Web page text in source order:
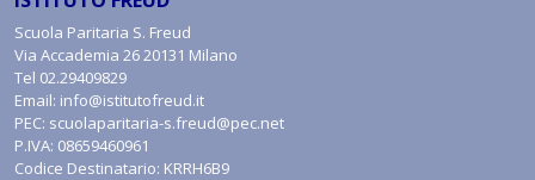
Scuola Paritaria S. Freud
Via Accademia 26 20131 Milano
Tel 02.29409829
Email: info@istitutofreud.it
PEC: scuolaparitaria-s.freud@pec.net
P.IVA: 08659460961
Codice Destinatario: KRRH6B9